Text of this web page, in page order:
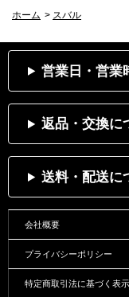
ホーム > スバル
営業日・営業
返品・交換に
送料・配送に
会社概要
プライバシーポリシー
特定商取引法に基づく表示